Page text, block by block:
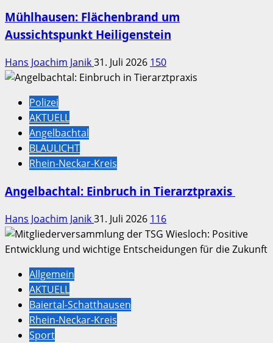
Mühlhausen: Flächenbrand um
Aussichtspunkt Heiligenstein
Hans Joachim Janik31. Juli 2026 150
Polizei
AKTUELL
Angelbachtal
BLAULICHT
Rhein-Neckar-Kreis
Angelbachtal: Einbruch in Tierarztpraxis
Hans Joachim Janik31. Juli 2026 116
Allgemein
AKTUELL
Baiertal-Schatthausen
Rhein-Neckar-Kreis
Sport